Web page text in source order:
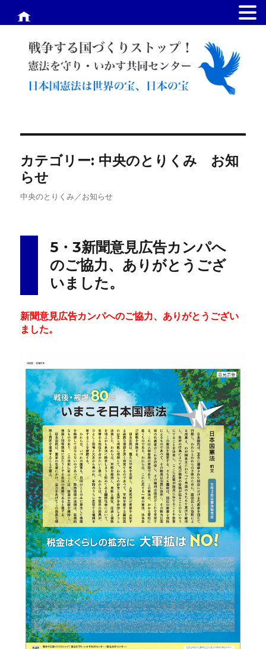
カテゴリー: 中央のとりくみ お知
らせ
中央のとりくみ／お知らせ
5・3新聞意見広告カンパへ
のご協力、ありがとうござ
いました。
新聞意見広告カンパへのご協力、ありがとうござい
ました。